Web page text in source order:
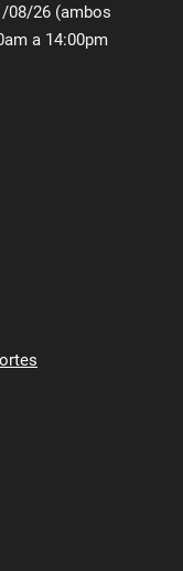
08/26 (ambos
a 14:00pm